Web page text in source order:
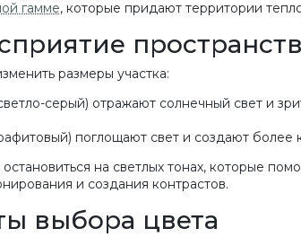
гамме, которые придают территории
размеры участка:
серый) отражают солнечный свет и
поглощают свет и создают
на светлых тонах, которые
и создания контрастов.
выбора цвета